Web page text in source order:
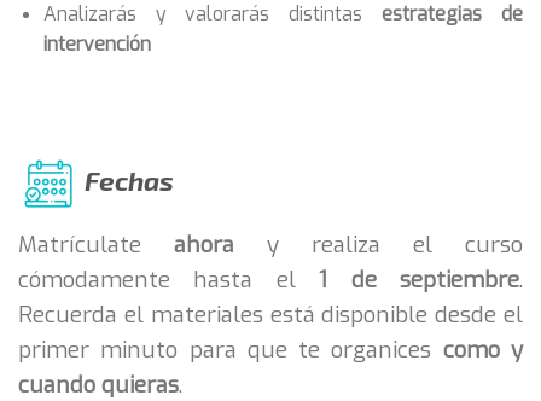
Analizarás y valorarás distintasestrategias de
intervención
Fechas
Matrículate ahora y realiza el curso
cómodamente hasta el1 de septiembre.
Recuerda el materiales está disponible desde el
primer minuto para que te organices como y
cuando quieras.